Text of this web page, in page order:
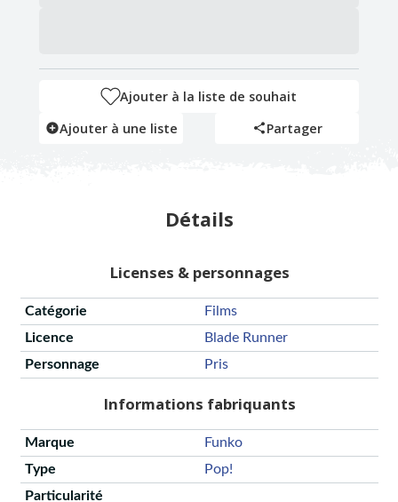
Ajouter à la liste de souhait
Ajouter à une liste
Partager
Détails
Licenses & personnages
Catégorie
Films
Licence
Blade Runner
Personnage
Pris
Informations fabriquants
Marque
Funko
Type
Pop!
Particularité